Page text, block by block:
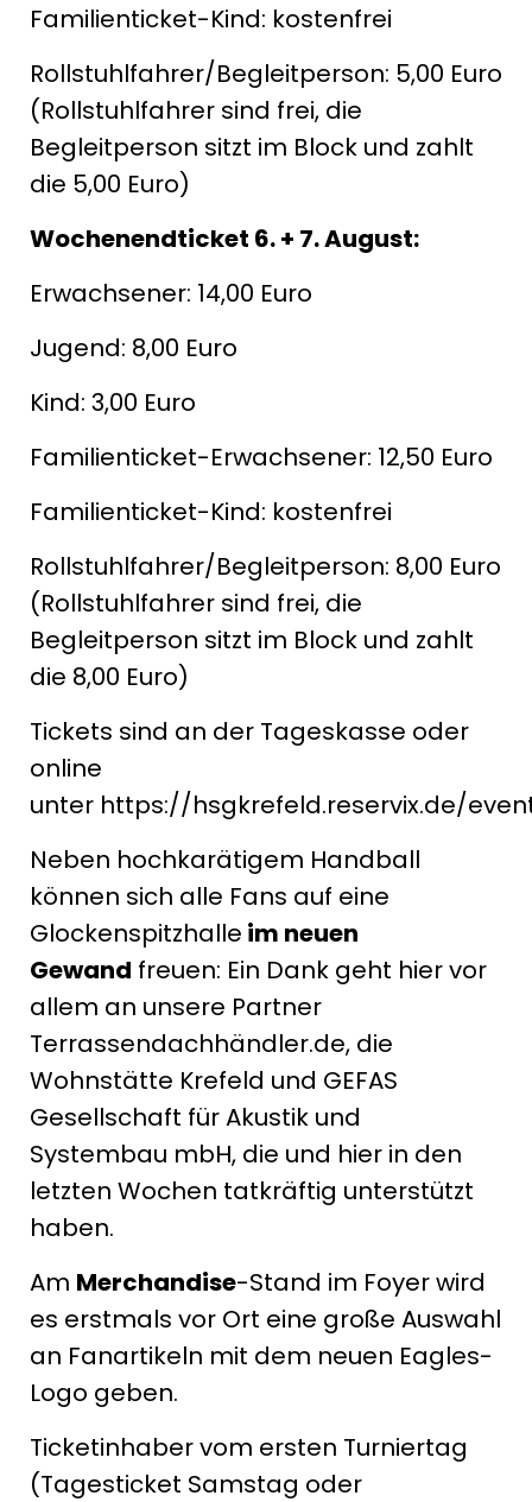
Familienticket-Kind: kostenfrei
Rollstuhlfahrer/Begleitperson: 5,00 Euro
(Rollstuhlfahrer sind frei, die
Begleitperson sitzt im Block und zahlt
die 5,00 Euro)
Wochenendticket 6. + 7. August:
Erwachsener: 14,00 Euro
Jugend: 8,00 Euro
Kind: 3,00 Euro
Familienticket-Erwachsener: 12,50 Euro
Familienticket-Kind: kostenfrei
Rollstuhlfahrer/Begleitperson: 8,00 Euro
(Rollstuhlfahrer sind frei, die
Begleitperson sitzt im Block und zahlt
die 8,00 Euro)
Tickets sind an der Tageskasse oder
online
unter https://hsgkrefeld.reservix.de/
Neben hochkarätigem Handball
können sich alle Fans auf eine
Glockenspitzhalle im neuen
Gewand freuen: Ein Dank geht hier vor
allem an unsere Partner
Terrassendachhändler.de, die
Wohnstätte Krefeld und GEFAS
Gesellschaft für Akustik und
Systembau mbH, die und hier in den
letzten Wochen tatkräftig unterstützt
haben.
Am Merchandise-Stand im Foyer wird
es erstmals vor Ort eine große Auswahl
an Fanartikeln mit dem neuen Eagles-
Logo geben.
Ticketinhaber vom ersten Turniertag
(Tagesticket Samstag oder